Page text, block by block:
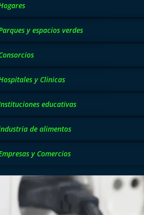
y espacios verdes
y Clinicas
educativas
de alimentos
y Comercios